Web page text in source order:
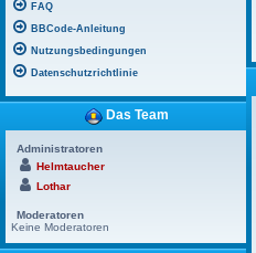
FAQ
BBCode-Anleitung
Nutzungsbedingungen
Datenschutzrichtlinie
Das Team
Administratoren
Helmtaucher
Lothar
Moderatoren
Keine Moderatoren